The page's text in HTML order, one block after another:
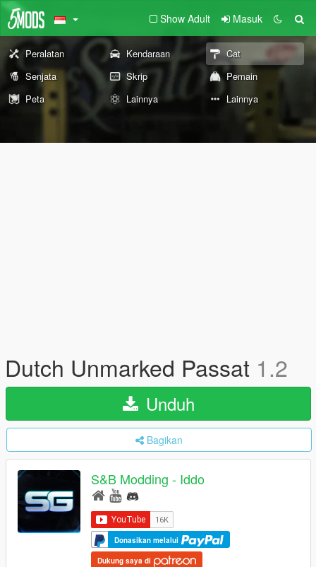
Show Adult Masuk
Peralatan Kendaraan
Cat
Senjata
Skrip
Pemain
Peta
Lainnya Lainnya
Dutch Unmarked Passat 1.2
Unduh
Bagikan
S&B Modding - Iddo
Donasikan melalui
Dukung saya di